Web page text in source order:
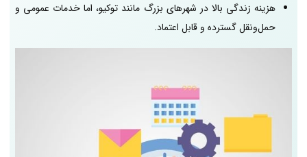
هزینه زندگی بالا در شهرهای بزرگ مانند توکیو، اما خدمات عمومی و
حمل‌ونقل گسترده و قابل اعتماد.